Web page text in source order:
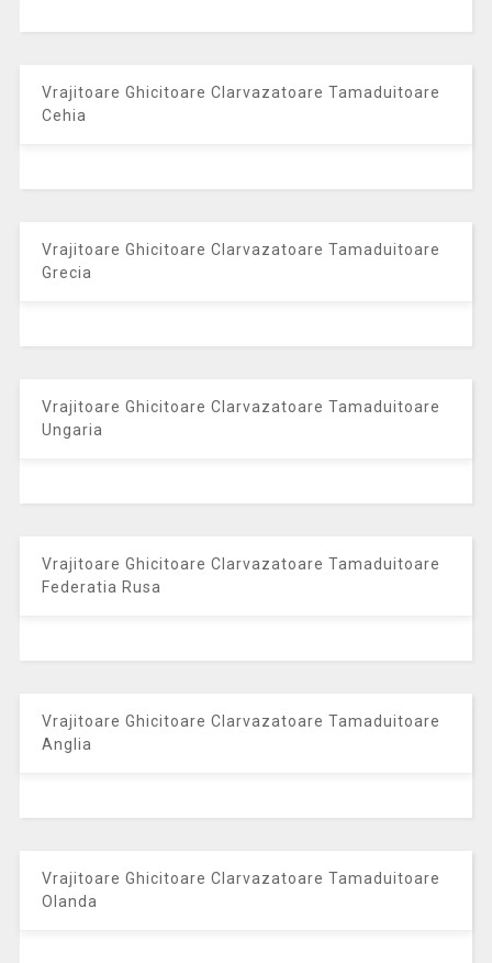
Vrajitoare Ghicitoare Clarvazatoare Tamaduitoare
Cehia
Vrajitoare Ghicitoare Clarvazatoare Tamaduitoare
Grecia
Vrajitoare Ghicitoare Clarvazatoare Tamaduitoare
Ungaria
Vrajitoare Ghicitoare Clarvazatoare Tamaduitoare
Federatia Rusa
Vrajitoare Ghicitoare Clarvazatoare Tamaduitoare
Anglia
Vrajitoare Ghicitoare Clarvazatoare Tamaduitoare
Olanda